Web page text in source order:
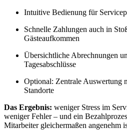
Intuitive Bedienung für
Schnelle Zahlungen auch in
Gästeaufkommen
Übersichtliche Abrechnungen
Tagesabschlüsse
Optional: Zentrale Auswertung
Standorte
Das Ergebnis: weniger Stress im
weniger Fehler – und ein
Mitarbeiter gleichermaßen angenehm